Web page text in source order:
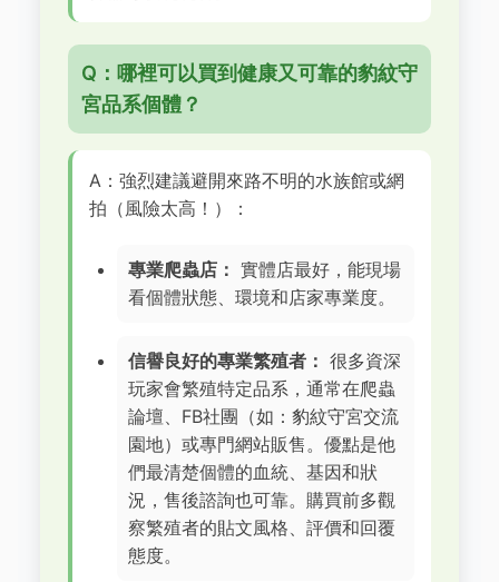
Q：哪裡可以買到健康又可靠的豹紋守
宮品系個體？
A：強烈建議避開來路不明的水族館或網
拍（風險太高！）：
專業爬蟲店： 實體店最好，能現場
看個體狀態、環境和店家專業度。
信譽良好的專業繁殖者： 很多資深
玩家會繁殖特定品系，通常在爬蟲
論壇、FB社團（如：豹紋守宮交流
園地）或專門網站販售。優點是他
們最清楚個體的血統、基因和狀
況，售後諮詢也可靠。購買前多觀
察繁殖者的貼文風格、評價和回覆
態度。